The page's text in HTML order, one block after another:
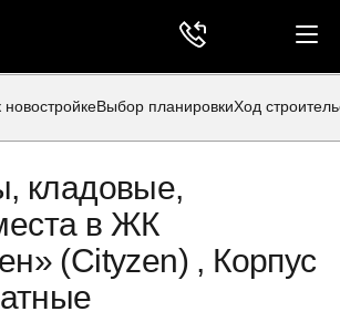
новостройкеВыбор планировкиХод
кладовые,
в ЖК
(Cityzen) , Корпус